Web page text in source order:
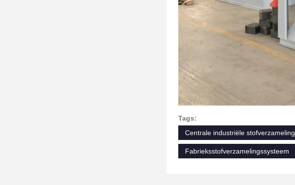
Tags:
Centrale industriële stofverzameling
Fabrieksstofverzamelingssysteem